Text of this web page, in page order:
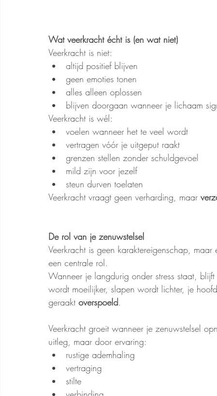
Wat veerkracht écht is (en wat niet)
Veerkracht is niet:
altijd positief blijven
geen emoties tonen
alles alleen oplossen
blijven doorgaan wanneer je lichaam
Veerkracht is wél:
voelen wanneer het te veel wordt
vertragen vóór je uitgeput raakt
grenzen stellen zonder schuldgevoel
mild zijn voor jezelf
steun durven toelaten
Veerkracht vraagt geen verharding, maar
De rol van je zenuwstelsel
Veerkracht is geen karaktereigenschap,
een centrale rol.
Wanneer je langdurig onder stress staat,
wordt moeilijker, slapen wordt lichter, je
geraakt overspoeld.
Veerkracht groeit wanneer je zenuwstelsel
uitleg, maar door ervaring:
rustige ademhaling
vertraging
stilte